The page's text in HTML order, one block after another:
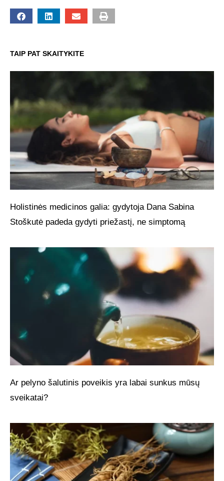
TAIP PAT SKAITYKITE
Holistinės medicinos galia: gydytoja Dana Sabina
Stoškutė padeda gydyti priežastį, ne simptomą
Ar pelyno šalutinis poveikis yra labai sunkus mūsų
sveikatai?